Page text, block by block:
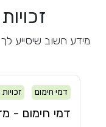
מידע חשוב שיסייע
דמי חימום
דמי חימום -